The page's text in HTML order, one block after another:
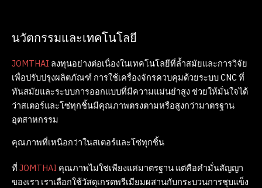
นวัตกรรมและเทคโนโลยี
JOMTHAI ลงทุนอย่างต่อเนื่องในเทคโนโลยีที่ล้ำสมัยและการวิจัย
เพื่อปรับปรุงผลิตภัณฑ์ การใช้เครื่องจักรควบคุมด้วยระบบ CNC ที่
ทันสมัยและระบบการออกแบบที่มีความแม่นยำสูง ช่วยให้มั่นใจได้
ว่าสเตอร์และโซ่ทุกชิ้นมีคุณภาพตรงตามหรือสูงกว่ามาตรฐาน
อุตสาหกรรม
คุณภาพที่เหนือกว่าในสเตอร์และโซ่ทุกชิ้น
ที่ JOMTHAI คุณภาพไม่ใช่เพียงแค่มาตรฐาน แต่คือคำมั่นสัญญา
ของเรา เราเลือกใช้วัสดุเกรดพรีเมียมผสานกับกระบวนการชุบแข็ง